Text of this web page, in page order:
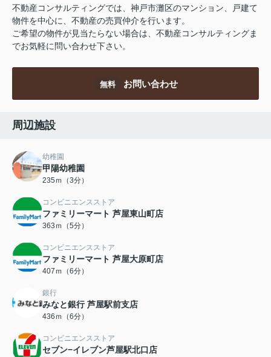
不動産コンサルティングでは、神戸市灘区のマンション、戸建て
物件を中心に、不動産の売買仲介を行います。
ご希望の物件が見当たらない場合は、不動産コンサルティングま
でお気軽に問い合わせ下さい。
無料 お問い合わせ
周辺施設
幼稚園
甲陽幼稚園
235ｍ（3分）
コンビニエンスストア
ファミリーマート 芦屋東山町店
363ｍ（5分）
コンビニエンスストア
ファミリーマート 芦屋大原町店
407ｍ（6分）
銀行
みなと銀行 芦屋駅前支店
436ｍ（6分）
コンビニエンスストア
セブン−イレブン芦屋駅北口店